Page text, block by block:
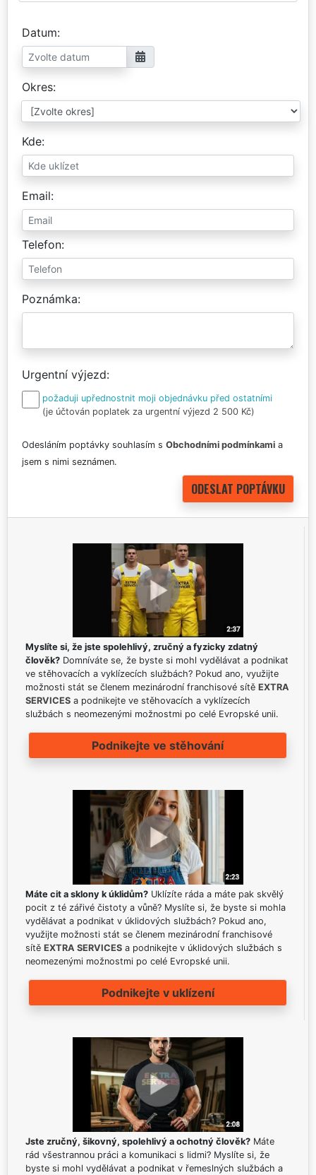
Datum
Okres
Kde
Email
Telefon
Poznámka
Urgentní výjezd
požaduji upřednostnit moji objednávku před ostatními
(je účtován poplatek za urgentní výjezd 2 500 Kč)
Odesláním poptávky souhlasím s Obchodními podmínkami a
jsem s nimi seznámen.
Myslíte si, že jste spolehlivý, zručný a fyzicky zdatný
člověk? Domníváte se, že byste si mohl vydělávat a podnikat
ve stěhovacích a vyklízecích službách? Pokud ano, využijte
možnosti stát se členem mezinárodní franchisové sítě EXTRA
SERVICES a podnikejte ve stěhovacích a vyklízecích
službách s neomezenými možnostmi po celé Evropské unii.
Podnikejte ve stěhování
Máte cit a sklony k úklidům? Uklízíte ráda a máte pak skvělý
pocit z té zářivé čistoty a vůně? Myslíte si, že byste si mohla
vydělávat a podnikat v úklidových službách? Pokud ano,
využijte možnosti stát se členem mezinárodní franchisové
sítě EXTRA SERVICES a podnikejte v úklidových službách s
neomezenými možnostmi po celé Evropské unii.
Podnikejte v uklízení
Jste zručný, šikovný, spolehlivý a ochotný člověk? Máte
rád všestrannou práci a komunikaci s lidmi? Myslíte si, že
byste si mohl vydělávat a podnikat v řemeslných službách a